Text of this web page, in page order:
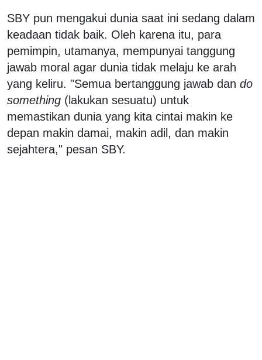
SBY pun mengakui dunia saat ini sedang dalam
keadaan tidak baik. Oleh karena itu, para
pemimpin, utamanya, mempunyai tanggung
jawab moral agar dunia tidak melaju ke arah
yang keliru. "Semua bertanggung jawab dan do
something (lakukan sesuatu) untuk
memastikan dunia yang kita cintai makin ke
depan makin damai, makin adil, dan makin
sejahtera," pesan SBY.